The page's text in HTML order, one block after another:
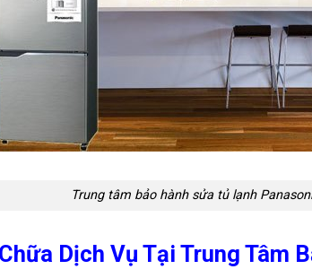
Trung tâm bảo hành sửa tủ lạnh
Dịch Vụ Tại Trung Tâm